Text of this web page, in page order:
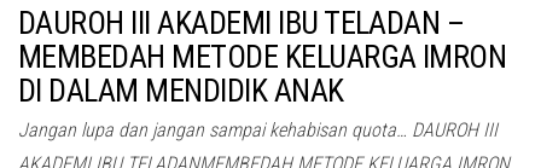
DAUROH III AKADEMI IBU TELADAN –
MEMBEDAH METODE KELUARGA IMRON
DI DALAM MENDIDIK ANAK
Jangan lupa dan jangan sampai kehabisan quota… DAUROH III